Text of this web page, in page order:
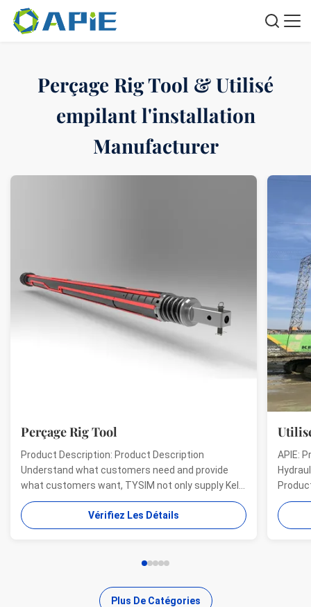
Perçage Rig Tool & Utilisé
empilant l'installation
Manufacturer
Perçage Rig Tool
Product Description: Product Description
Understand what customers need and provide
what customers want, TYSIM not only supply Kelly
bars for drill rigs of world’s top brands, but also
provide one-stop solution for the world foundation
construction users. While providing customized
Vérifiez Les Détails
APIE:
offer
Plus De Catégories